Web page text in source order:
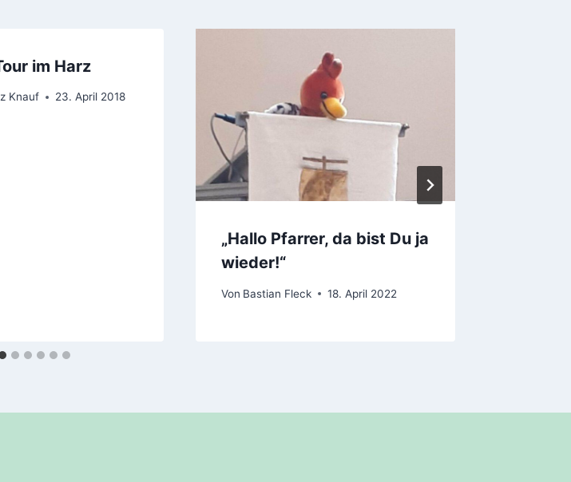
im Harz
Knauf 23. April 2018
„Hallo Pfarrer, da bist Du ja
wieder!“
Von Bastian Fleck 18. April 2022